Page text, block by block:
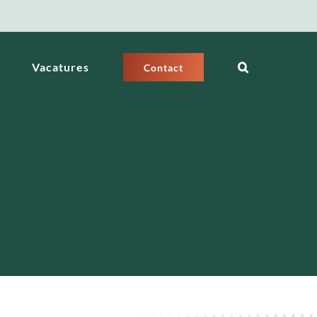
Vacatures Contact